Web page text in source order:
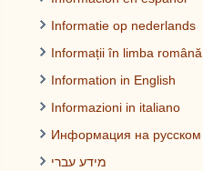
Informatie op nederlands
Informații în limba română
Information in English
Informazioni in italiano
Информация на русском
מידע עברי